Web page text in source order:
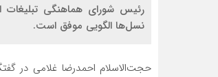
رئیس شورای هماهنگی تبلیغات
نسل‌ها الگویی موفق است.
حجت‌الاسلام احمدرضا غلامی در